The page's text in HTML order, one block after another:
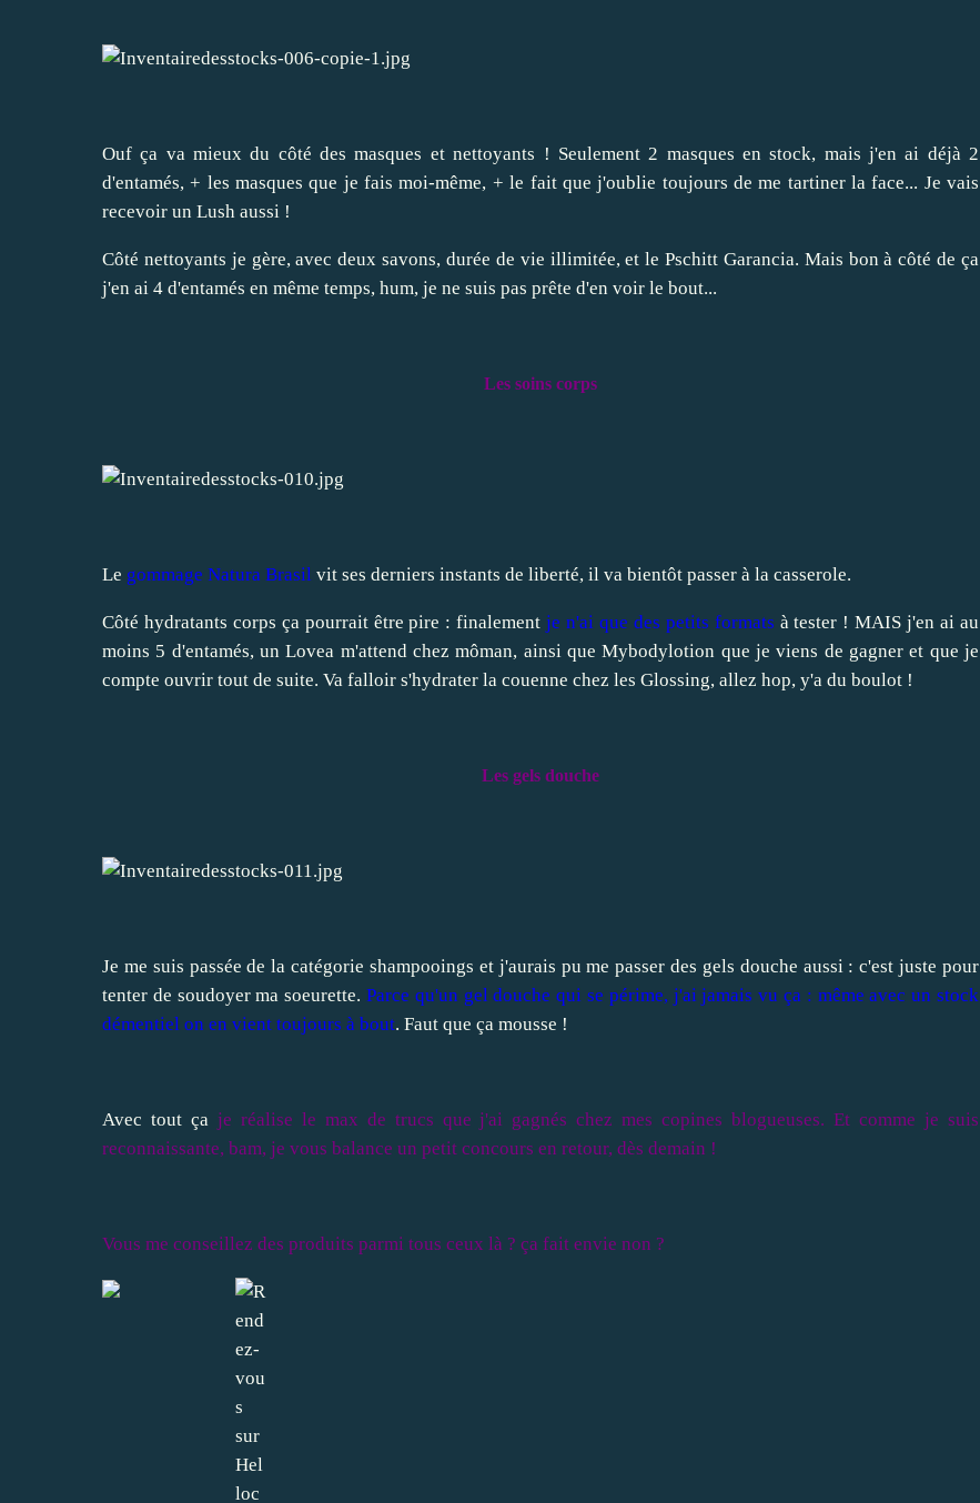
Ouf ça va mieux du côté des masques et nettoyants ! Seulement 2 masques en stock, mais j'en ai déjà 2
d'entamés, + les masques que je fais moi-même, + le fait que j'oublie toujours de me tartiner la face... Je vais
recevoir un Lush aussi !
Côté nettoyants je gère, avec deux savons, durée de vie illimitée, et le Pschitt Garancia. Mais bon à côté de ça
j'en ai 4 d'entamés en même temps, hum, je ne suis pas prête d'en voir le bout...
Les soins corps
Le gommage Natura Brasil vit ses derniers instants de liberté, il va bientôt passer à la casserole.
Côté hydratants corps ça pourrait être pire : finalementje n'ai que des petits formats à tester ! MAIS j'en ai au
moins 5 d'entamés, un Lovea m'attend chez môman, ainsi que Mybodylotion que je viens de gagner et que je
compte ouvrir tout de suite. Va falloir s'hydrater la couenne chez les Glossing, allez hop, y'a du boulot !
Les gels douche
Je me suis passée de la catégorie shampooings et j'aurais pu me passer des gels douche aussi : c'est juste pour
tenter de soudoyer ma soeurette. Parce qu'un gel douche qui se périme, j'ai jamais vu ça : même avec un stock
démentiel on en vient toujours à bout. Faut que ça mousse !
Avec tout ça je réalise le max de trucs que j'ai gagnés chez mes copines blogueuses. Et comme je suis
reconnaissante, bam, je vous balance un petit concours en retour, dès demain !
Vous me conseillez des produits parmi tous ceux là ? ça fait envie non ?